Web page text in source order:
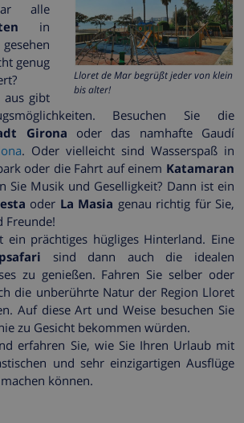
Lloret de Mar begrüßt jeder von klein
bis alter!
alle
in
genug
gibt
Besuchen Sie die
Girona oder das namhafte Gaudí
. Oder vielleicht sind Wasserspaß in
oder die Fahrt auf einem Katamaran
Sie Musik und Geselligkeit? Dann ist ein
oder La Masia genau richtig für Sie,
Freunde!
ein prächtiges hügliges Hinterland. Eine
sind dann auch die idealen
zu genießen. Fahren Sie selber oder
die unberührte Natur der Region Lloret
Auf diese Art und Weise besuchen Sie
zu Gesicht bekommen würden.
erfahren Sie, wie Sie Ihren Urlaub mit
und sehr einzigartigen Ausflüge
können.